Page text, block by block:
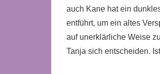
auch Kane hat ein
entführt, um ein altes
auf unerklärliche Weise
Tanja sich entscheiden.